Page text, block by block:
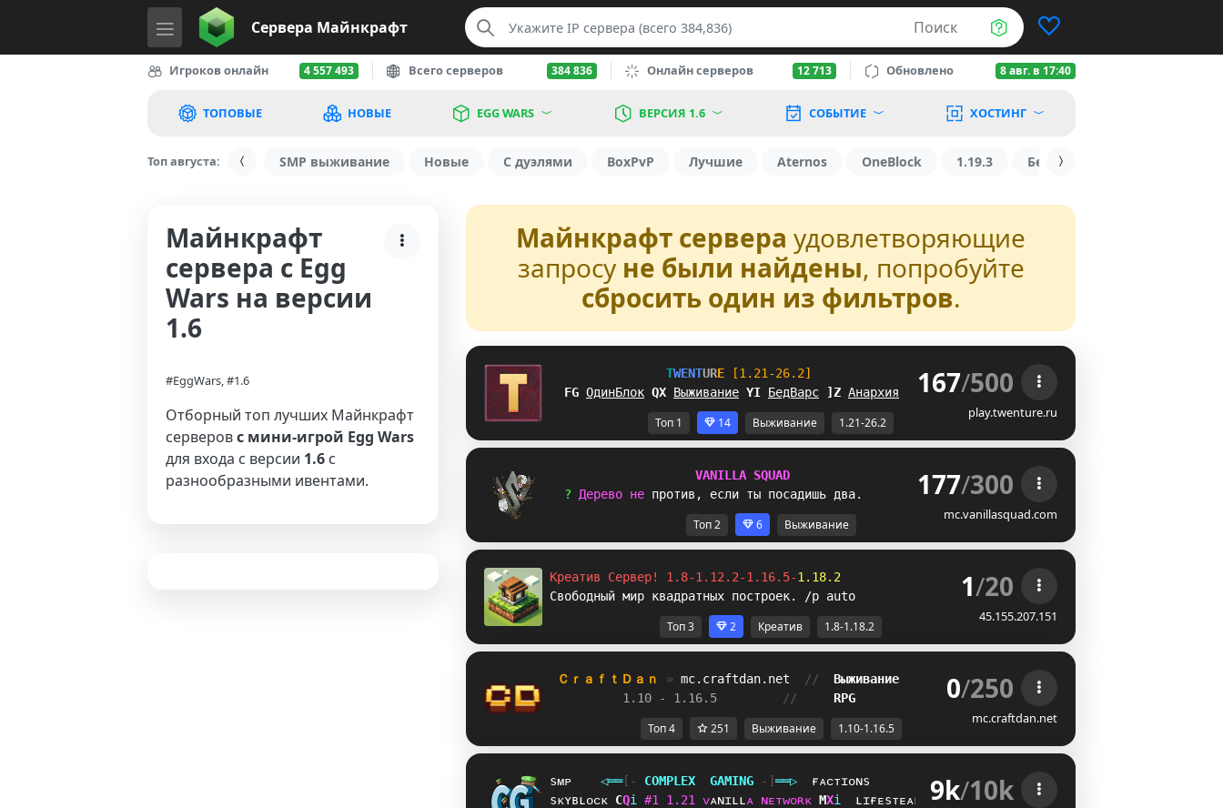
Сервера Майнкрафт Поиск
Игроков онлайн 4 557 493 Всего серверов 384 836 Онлайн серверов 12 713 Обновлено 8 авг. в 17:40
ТОПОВЫЕ НОВЫЕ EGG WARS ВЕРСИЯ 1.6 СОБЫТИЕ ХОСТИНГ
Топ августа: SMP выживание Новые С дуэлями BoxPvP Лучшие Aternos OneBlock 1.19.3 БедВарс
Майнкрафт
сервера с Egg
Wars на версии
1.6
#EggWars, #1.6
Отборный топ лучших Майнкрафт
серверовс мини-игрой Egg Wars
для входа с версии 1.6 с
разнообразными ивентами.
Майнкрафт сервера удовлетворяющие
запросу не были найдены, попробуйте
сбросить один из фильтров.
TWENTURE
[1.21-26.2]
QS ОдинБлок [L Выживание PF БедВарс \ Z Анархия 167/500
play.twenture.ru
Топ 1 14 Выживание 1.21-26.2
VANIL L A SQUAD
? Дерево не против , если ты посадишь два. 177/300
mc.vanillasquad.com
Топ 2 6 Выживание
Креатив Сервер! 1.8-1.12.2-1.16.5-1.18.2
Свободный мир квадратных построек. /p auto
1/20
45.155.207.151
Топ 3 2 Креатив 1.8-1.18.2
ＣｒａｆｔＤａｎ » mc.craftdan.net // Выживание
1.10 - 1.16.5
// RPG 0/250
mc.craftdan.net
Топ 4 251 Выживание 1.10-1.16.5
sᴍᴘ ◁══[‐ COMPL EX GAMING ‐]══▷
ғᴀᴄᴛɪᴏɴs
sᴋʏʙʟᴏᴄᴋ NIi #1 1 . 21 ᴠᴀɴɪʟʟᴀ ɴᴇᴛᴡᴏʀᴋ KZi ʟɪғᴇsᴛᴇᴀʟ 9k/10k